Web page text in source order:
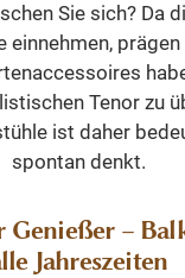
Sie sich? Da
einnehmen,
Tenor zu
ist daher
spontan denkt.
Genießer –
Jahreszeiten